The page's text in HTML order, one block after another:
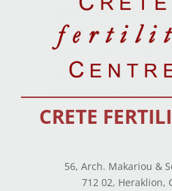
CRETE
56, Arch. Makariou &
712 02, Heraklion,